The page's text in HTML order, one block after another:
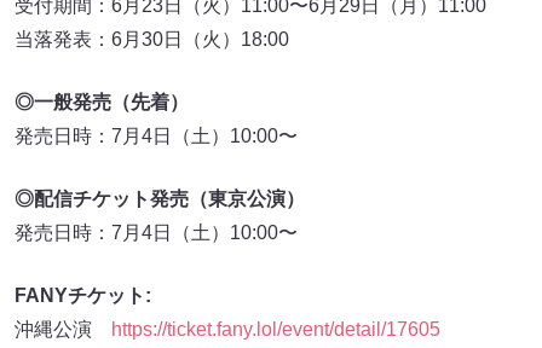
受付期間：6月23日（火）11:00〜6月29日（月）11:00
当落発表：6月30日（火）18:00
◎一般発売（先着）
発売日時：7月4日（土）10:00〜
◎配信チケット発売（東京公演）
発売日時：7月4日（土）10:00〜
FANYチケット:
沖縄公演
https://ticket.fany.lol/event/detail/17605